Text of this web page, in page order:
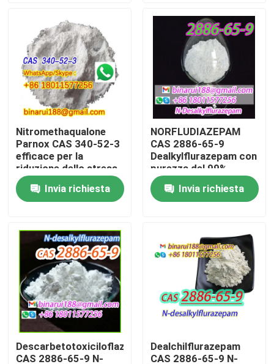
Prodotti
Video
Su di noi
Visita alla fabbrica
Controllo della qualità
Chiedi un preventivo
Materie prime chimiche quotidiane
Materia prima dei prodotti chimici inorganici
mediatori chimici fini
Nitromethaqualone
Parnox CAS 340-52-3
efficace per la
riduzione dello stress
Invia richiesta
NORFLUDIAZEPAM
CAS 2886-65-9
Dealkylflurazepam con
purezza del 99%
Invia richiesta
Descarbetotoxiciloflazepato
CAS 2886-65-9 N-
Dealchilflurazepam
CAS 2886-65-9 N-